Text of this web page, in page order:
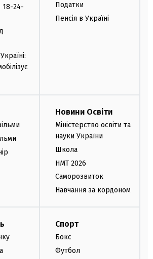
18-24-
Податки
Пенсія в Україні
Новини Освіти
Міністерство освіти та
науки України
Школа
НМТ 2026
Саморозвиток
Навчання за кордоном
Спорт
Бокс
Футбол